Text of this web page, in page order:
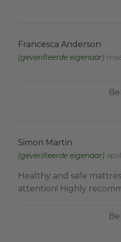
Francesca Anderson
(geverifieerde eigenaar)
Simon Martin
(geverifieerde eigenaar)
Healthy and safe
attention! Highly